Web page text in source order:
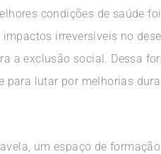
condições de saúde
irreversíveis no
a exclusão social. Dessa
lutar por melhorias
um espaço de